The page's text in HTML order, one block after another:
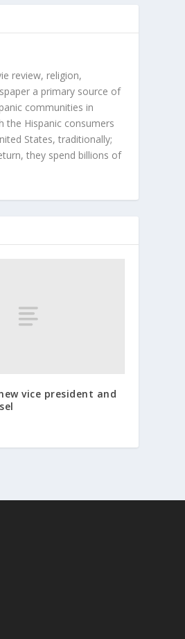
review, religion,
a primary source of
communities in
the Hispanic consumers
States, traditionally;
they spend billions of
vice president and